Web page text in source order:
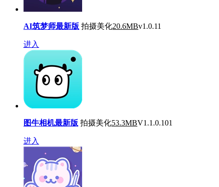
AI筑梦师最新版 拍摄美化20.6MBv1.0.11
进入
图牛相机最新版 拍摄美化53.3MBV1.1.0.101
进入